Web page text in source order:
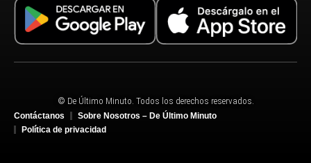
© De Último Minuto. Todos los derechos reservados.
Contáctanos
Sobre Nosotros – De Último Minuto
Política de privacidad